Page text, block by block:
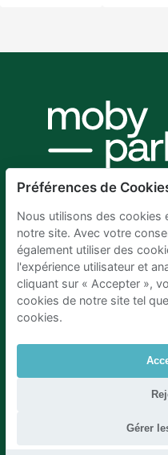
Parking
Préférences de
Nous utilisons des cookies
notre site. Avec votre
également utiliser des
l'expérience utilisateur et
cliquant sur « Accepter »,
cookies de notre site tel
cookies.
Gérer